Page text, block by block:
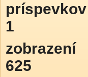
príspevkov
1
zobrazení
625